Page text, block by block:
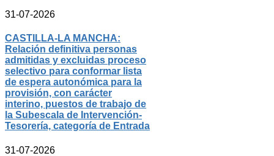
31-07-2026
CASTILLA-LA MANCHA:
Relación definitiva personas
admitidas y excluidas proceso
selectivo para conformar lista
de espera autonómica para la
provisión, con carácter
interino, puestos de trabajo de
la Subescala de Intervención-
Tesorería, categoría de Entrada
31-07-2026